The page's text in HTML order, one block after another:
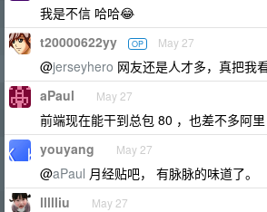
我是不信 哈哈😂
t20000622yy OP May 27
@jerseyhero 网友还是人才多，真把我
aPaul May 27
前端现在能干到总包 80 ，也差不多阿
youyang May 27
@aPaul 月经贴吧， 有脉脉的味道了。
llllliu May 27